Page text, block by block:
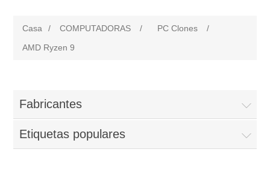
Casa / COMPUTADORAS / PC Clones
/
AMD Ryzen 9
Fabricantes
Etiquetas populares